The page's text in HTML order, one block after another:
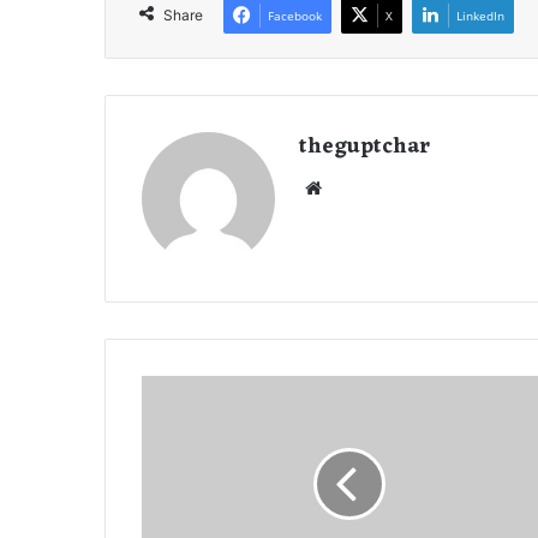
Share Facebook X LinkedIn
theguptchar